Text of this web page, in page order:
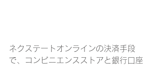
ネクステートオンラインの決済手段
で、コンビニエンスストアと銀行口座